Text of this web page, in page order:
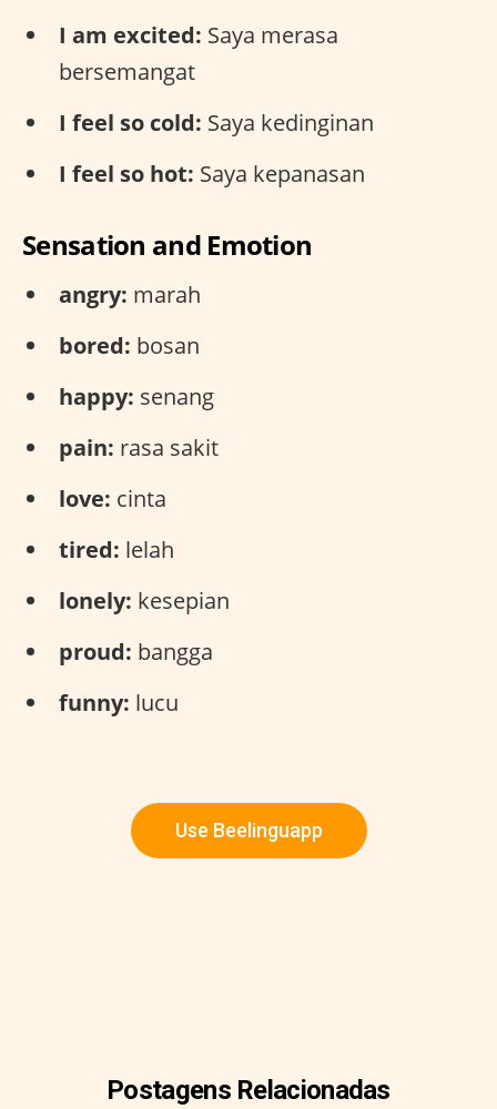
I am excited: Saya merasa
bersemangat
I feel so cold: Saya kedinginan
I feel so hot: Saya kepanasan
Sensation and Emotion
angry: marah
bored: bosan
happy: senang
pain: rasa sakit
love: cinta
tired: lelah
lonely: kesepian
proud: bangga
funny: lucu
Use Beelinguapp
Postagens Relacionadas